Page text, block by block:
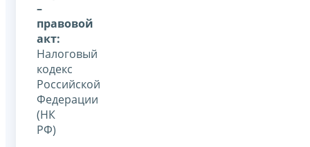
–
правовой
акт:
Налоговый
кодекс
Российской
Федерации
(НК
РФ)